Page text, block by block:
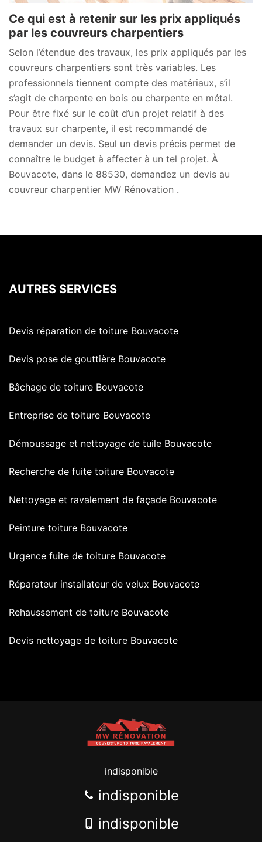
Ce qui est à retenir sur les prix appliqués
par les couvreurs charpentiers
Selon l’étendue des travaux, les prix appliqués par les
couvreurs charpentiers sont très variables. Les
professionnels tiennent compte des matériaux, s’il
s’agit de charpente en bois ou charpente en métal.
Pour être fixé sur le coût d’un projet relatif à des
travaux sur charpente, il est recommandé de
demander un devis. Seul un devis précis permet de
connaître le budget à affecter à un tel projet. À
Bouvacote, dans le 88530, demandez un devis au
couvreur charpentier MW Rénovation .
AUTRES SERVICES
Devis réparation de toiture Bouvacote
Devis pose de gouttière Bouvacote
Bâchage de toiture Bouvacote
Entreprise de toiture Bouvacote
Démoussage et nettoyage de tuile Bouvacote
Recherche de fuite toiture Bouvacote
Nettoyage et ravalement de façade Bouvacote
Peinture toiture Bouvacote
Urgence fuite de toiture Bouvacote
Réparateur installateur de velux Bouvacote
Rehaussement de toiture Bouvacote
Devis nettoyage de toiture Bouvacote
indisponible
indisponible
indisponible